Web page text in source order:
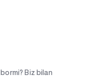
Biz bilan